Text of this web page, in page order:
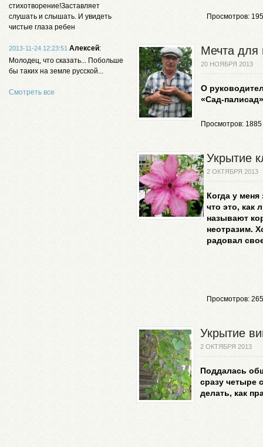
стихотворение!Заставляет
слушать и слышать. И увидеть
чистые глаза ребен
2013-11-24 12:23:51 Алексей:
Молодец, что сказать... Побольше
бы таких на земле русской...
Смотреть все
Просмотров:
Мечта для
20 НОЯБРЯ 2013
О
«Сад-
Просмотров: 1885
Укрытие
2 ОКТЯБРЯ 2013
Когда у
что это, как
называют
неотразим.
радовал
Просмотров:
Укрытие
2 ОКТЯБРЯ 2013
Поддалась
сразу четыре
делать, как